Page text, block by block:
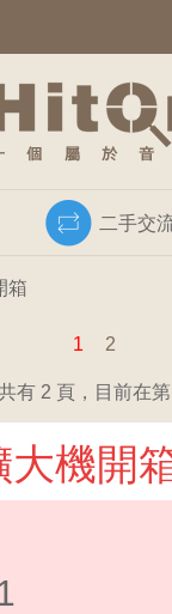
二手交
箱
1 2
有 2 頁，目前在
大機開